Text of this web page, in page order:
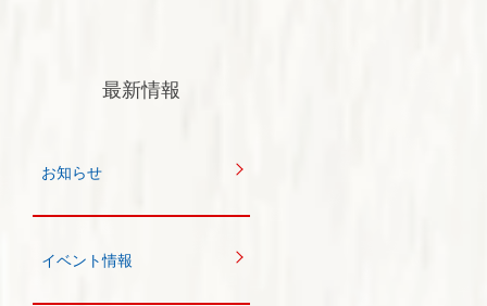
最新情報
お知らせ
イベント情報